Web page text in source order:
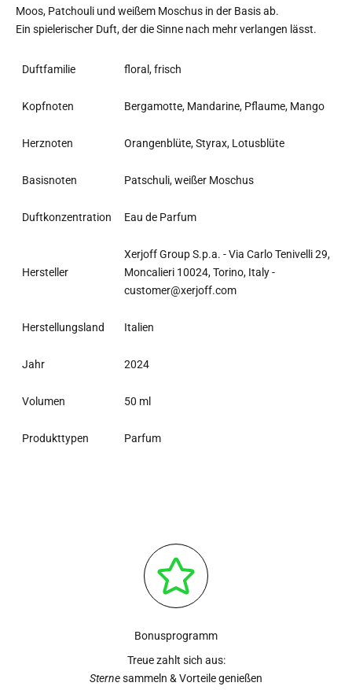
Moos, Patchouli und weißem Moschus in der Basis ab.
Ein spielerischer Duft, der die Sinne nach mehr verlangen lässt.
Duftfamilie floral, frisch
Kopfnoten Bergamotte, Mandarine, Pflaume, Mango
Herznoten Orangenblüte, Styrax, Lotusblüte
Basisnoten Patschuli, weißer Moschus
Duftkonzentration Eau de Parfum
Hersteller
Xerjoff Group S.p.a. - Via Carlo Tenivelli 29,
Moncalieri 10024, Torino, Italy -
customer@xerjoff.com
Herstellungsland Italien
Jahr 2024
Volumen 50 ml
Produkttypen Parfum
Bonusprogramm
Treue zahlt sich aus:
Sternesammeln & Vorteile genießen